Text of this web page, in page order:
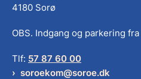
4180 Sorø
OBS. Indgang og parkering
Tlf: 57 87 60 00
soroekom@soroe.dk